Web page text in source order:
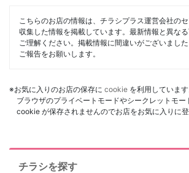
こちらのお店の情報は、チラシプラス運営会社の
収集した情報を掲載しています。最新情報と異な
ご理解ください。掲載情報に間違いがございまし
ご報告をお願いします。
※お気に入りのお店の保存に cookie を利用しています
ブラウザのプライベートモードやシークレットモー
cookie が保存されませんのでお店をお気に入りに登
チラシを探す